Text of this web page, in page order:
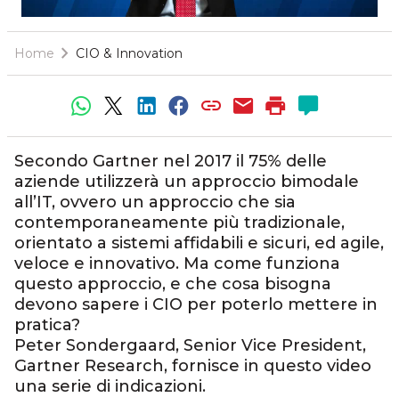
Home CIO & Innovation
Secondo Gartner nel 2017 il 75% delle
aziende utilizzerà un approccio bimodale
all’IT, ovvero un approccio che sia
contemporaneamente più tradizionale,
orientato a sistemi affidabili e sicuri, ed agile,
veloce e innovativo. Ma come funziona
questo approccio, e che cosa bisogna
devono sapere i CIO per poterlo mettere in
pratica?
Peter Sondergaard, Senior Vice President,
Gartner Research, fornisce in questo video
una serie di indicazioni.